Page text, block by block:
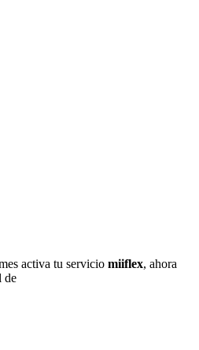
activa tu servicio miiflex, ahora
de